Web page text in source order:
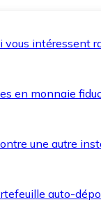
intéressent
en monnaie
une autre
auto-